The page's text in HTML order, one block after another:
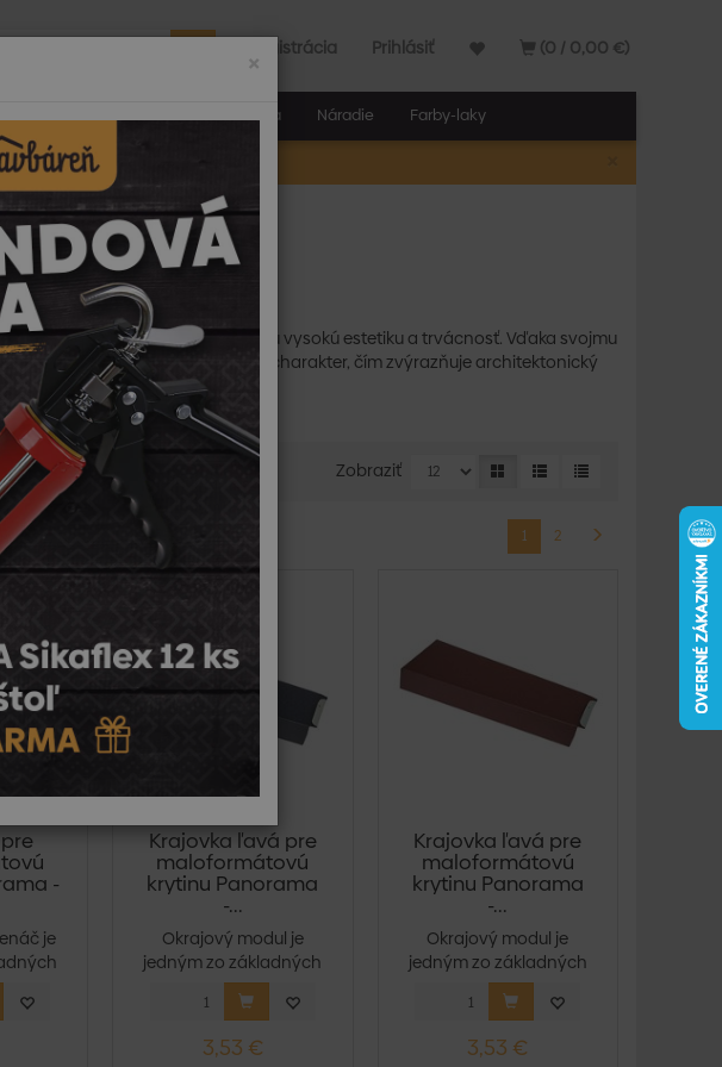
ZDARMA
(0 / 0,00 €)
Registrácia Prihlásiť
Dielňa a stavba Náradie Farby-laky
krytina
riešenie pre strechy, ktoré spájajú vysokú estetiku a trvácnosť. Vďaka svojmu
dodáva budovám nadčasový charakter, čím zvýrazňuje architektonický
Zobraziť
1 2
-
je
s...
Krajovka ľavá pre
maloformátovú
krytinu Panorama
-...
Okrajový modul je
jedným zo základných
prvkov strešného syst...
3,53 €
Krajovka ľavá pre
maloformátovú
krytinu Panorama
-...
Okrajový modul je
jedným zo základných
prvkov strešného syst...
3,53 €
×